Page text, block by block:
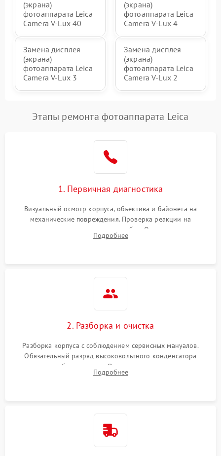
(экрана)
фотоаппарата Leica
Camera V-Lux 40
(экрана)
фотоаппарата Leica
Camera V-Lux 4
Замена дисплея
(экрана)
фотоаппарата Leica
Camera V-Lux 3
Замена дисплея
(экрана)
фотоаппарата Leica
Camera V-Lux 2
Этапы ремонта фотоаппарата Leica
1. Первичная диагностика
Визуальный осмотр корпуса, объектива и байонета на
механические повреждения. Проверка реакции на
включение, считывание кодов ошибок. Оценка состояния
матрицы и затвора, проверка работы автофокуса и вспышки.
Подробнее
2. Разборка и очистка
Разборка корпуса с соблюдением сервисных мануалов.
Обязательный разряд высоковольтного конденсатора
вспышки для безопасности. Очистка внутренних узлов от
пыли, песка и следов влаги с помощью спецсредств.
Подробнее